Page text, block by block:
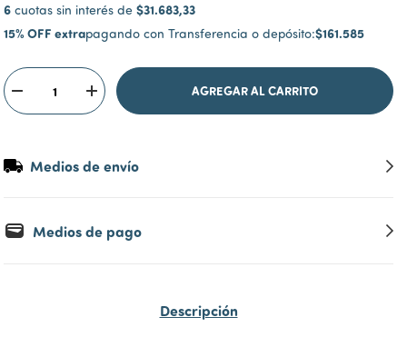
6 cuotas sin interés de $31.683,33
15% OFF extrapagando con Transferencia o depósito:$161.585
Medios de envío
Medios de pago
Descripción